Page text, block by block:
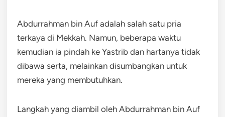
Abdurrahman bin Auf adalah salah satu pria
terkaya di Mekkah. Namun, beberapa waktu
kemudian ia pindah ke Yastrib dan hartanya tidak
dibawa serta, melainkan disumbangkan untuk
mereka yang membutuhkan.
Langkah yang diambil oleh Abdurrahman bin Auf